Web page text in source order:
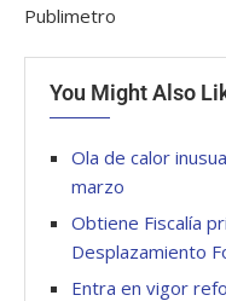
Publimetro
You Might Also
Ola de calor
marzo
Obtiene Fiscalía
Desplazamiento
Entra en vigor